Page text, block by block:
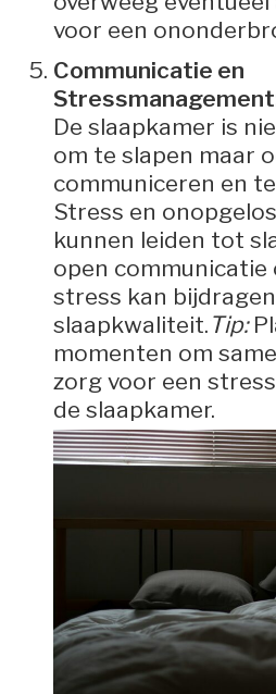
voor een
Communicatie en
De slaapkamer is
om te slapen maar
communiceren en
Stress en
kunnen leiden tot
open communicatie
stress kan
slaapkwaliteit. Tip:
momenten om
zorg voor een
de slaapkamer.